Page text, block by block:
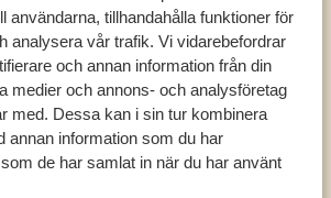
användarna, tillhandahålla funktioner för
analysera vår trafik. Vi vidarebefordrar
och annan information från din
medier och annons- och analysföretag
med. Dessa kan i sin tur kombinera
annan information som du har
de har samlat in när du har använt
av våra experter
FINNS HÄR FÖR ATT
HJÄLPA DIG